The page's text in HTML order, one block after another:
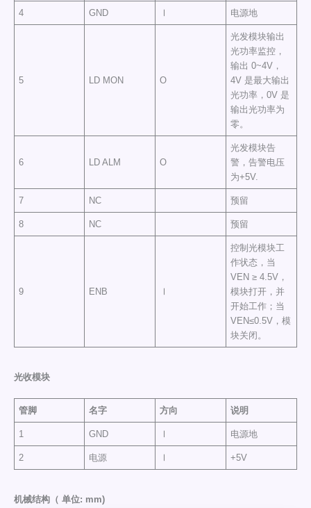
4 GND Ⅰ 电源地
5 LD MON O
光发模块输出
光功率监控，
输出 0~4V，
4V 是最大输出
光功率，0V 是
输出光功率为
零。
6 LD ALM O
光发模块告
警，告警电压
为+5V.
7 NC 预留
8 NC 预留
9 ENB Ⅰ
控制光模块工
作状态，当
VEN ≥ 4.5V，
模块打开，并
开始工作；当
VEN≤0.5V，模
块关闭。
光收模块
管脚 名字 方向 说明
1 GND Ⅰ 电源地
2 电源 Ⅰ +5V
机械结构（ 单位: mm)